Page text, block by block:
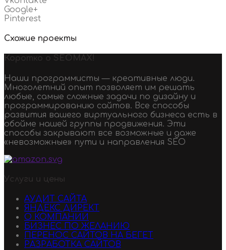
Google+
Pinterest
Схожие проекты
Коротко о SEOMAX!
Наши программисты — креативные люди.
Многолетний опыт позволяет им решать
любые, самые сложные задачи по дизайну и
программированию сайтов. Все способы
развития вашего виртуального бизнеса есть в
обойме нашей группы продвижения. Эти
способы закрывают все возможные и даже
«невозможные» пути и направления SEO
Услуги и цены
АУДИТ САЙТА
ЯНДЕКС ДИРЕКТ
О КОМПАНИИ
БИЗНЕС ПО ЖЕЛАНИЮ
ПЕРЕНОС САЙТОВ НА БЕГЕТ
РАЗРАБОТКА САЙТОВ